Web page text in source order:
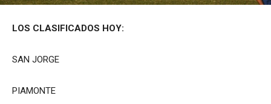
LOS CLASIFICADOS HOY:
SAN JORGE
PIAMONTE